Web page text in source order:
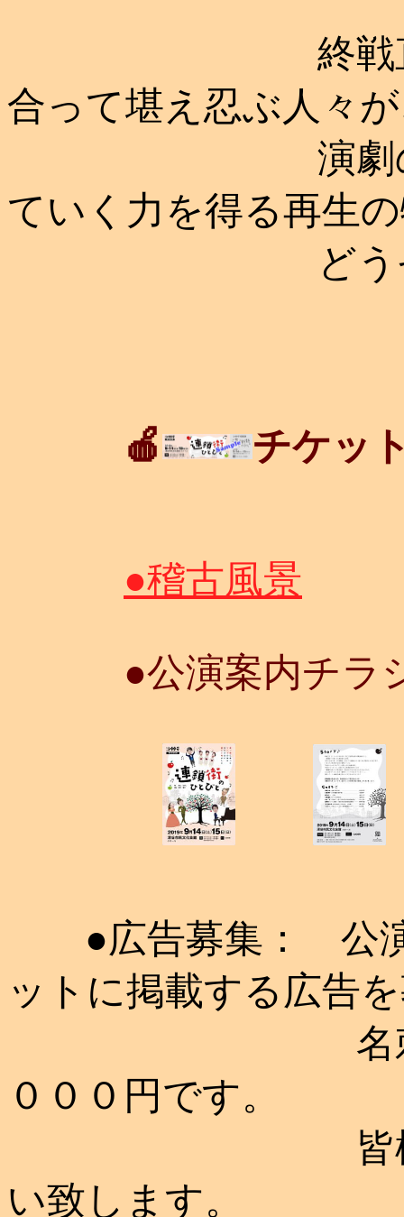
終戦直後の混
合って堪え忍ぶ人々
演劇の力を
ていく力を得る再生
どうぞお楽
🍎 チケッ
●稽古風景
●公演案内チラ
●広告募集： 公演
ットに掲載する広告
名刺サイズ
０００円です。
皆様のご協
い致します。